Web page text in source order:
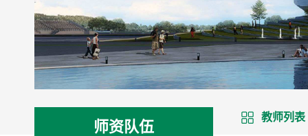
师资队伍
教师列表